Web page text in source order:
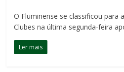
O Fluminense se classificou para
Clubes na última segunda-feira
Ler mais